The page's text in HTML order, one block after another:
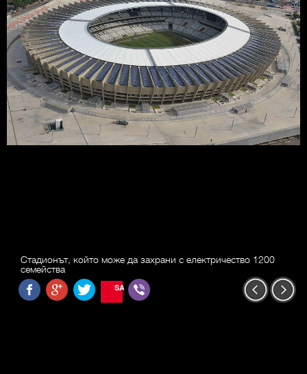
Стадионът, който може да захрани с електричество 1200
семейства
SAVE